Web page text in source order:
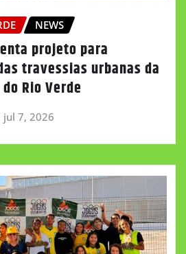
NEWS
projeto para
travessias urbanas da
Rio Verde
jul 7, 2026